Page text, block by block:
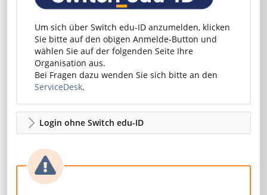
Um sich über Switch edu-ID anzumelden, klicken
Sie bitte auf den obigen Anmelde-Button und
wählen Sie auf der folgenden Seite Ihre
Organisation aus.
Bei Fragen dazu wenden Sie sich bitte an den
ServiceDesk.
Login ohne Switch edu-ID